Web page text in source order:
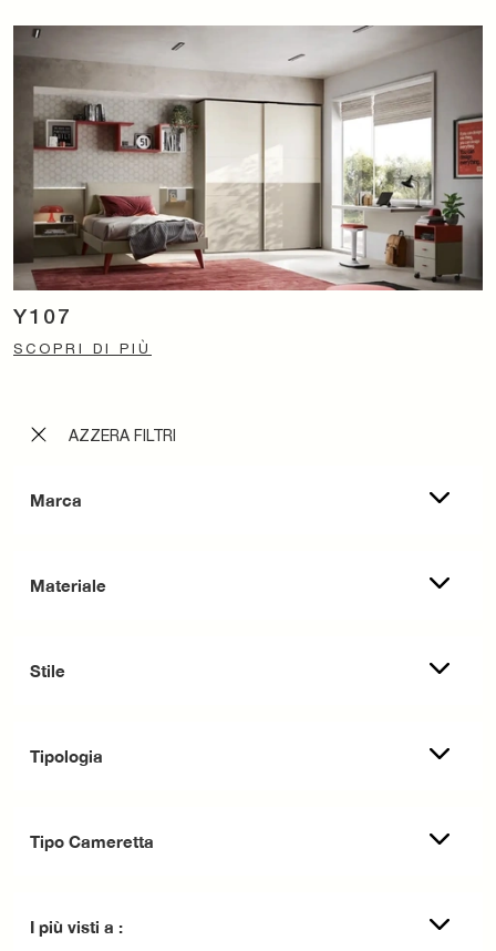
AZZERA FILTRI
Marca
Materiale
Stile
Tipologia
Tipo Cameretta
I più visti a :
Y107
SCOPRI DI PIÙ